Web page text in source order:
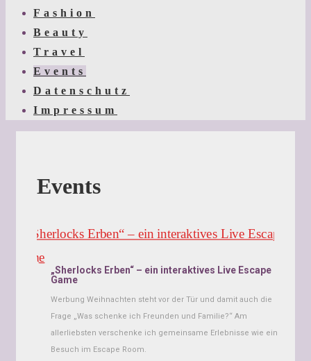
Fashion
Beauty
Travel
Events
Datenschutz
Impressum
Events
„Sherlocks Erben“ – ein interaktives Live Escape
Game
Werbung Weihnachten steht vor der Tür und damit auch die
Frage „Was schenke ich Freunden und Familie?“ Am
allerliebsten verschenke ich gemeinsame Erlebnisse wie ein
Besuch im Escape Room.